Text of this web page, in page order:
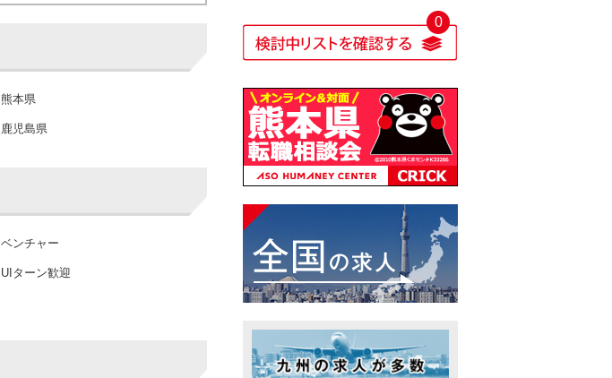
熊本県
鹿児島県
ベンチャー
UIターン歓迎
0